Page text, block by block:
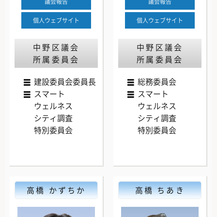
個人ウェブサイト
中野区議会
所属委員会
建設委員会委員長
スマート
ウェルネス
シティ調査
特別委員会
個人ウェブサイト
中野区議会
所属委員会
総務委員会
スマート
ウェルネス
シティ調査
特別委員会
高橋 かずちか 高橋 ちあき